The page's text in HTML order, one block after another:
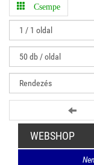
Csempe
WEBSHOP